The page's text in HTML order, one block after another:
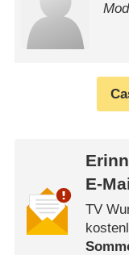
E-
TV